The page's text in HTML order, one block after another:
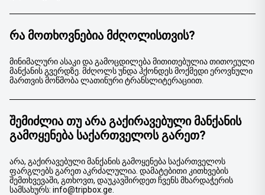
ᲠᲐ ᲛᲝᲗᲮᲝᲕᲜᲔᲑᲘᲐ ᲛᲫᲦᲝᲚᲘᲡᲗᲕᲘᲡ?
მინიმალური ასაკი და გამოცდილება მითითებულია თითოეული
მანქანის გვერდზე. მძღოლს უნდა ჰქონდეს მოქმედი ეროვნული
მართვის მოწმობა ლათინური ტრანსლიტერაციით.
ᲨᲔᲛᲘᲫᲚᲘᲐ ᲗᲣ ᲐᲠᲐ ᲒᲐᲥᲘᲠᲐᲕᲔᲑᲣᲚᲘ ᲛᲐᲜᲥᲐᲜᲘᲡ
ᲒᲐᲛᲝᲧᲔᲜᲔᲑᲐ ᲡᲐᲥᲐᲠᲗᲕᲔᲚᲝᲡ ᲒᲐᲠᲔᲗ?
არა, გაქირავებული მანქანის გამოყენება საქართველოს
ფარგლებს გარეთ აკრძალულია. დამატებითი კითხვების
შემთხვევაში, გთხოვთ, დაუკავშირდეთ ჩვენს მხარდაჭერის
სამსახურს: info@tripbox.ge.